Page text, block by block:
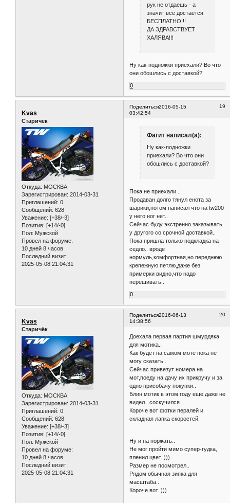
рук не отдаешь - а
значит все достается
БЕСПЛАТНО!!!
ДА ЗДРАВСТВУЕТ
ХАЛЯВА!!!
Ну как-подножки приехали? Во что
они обошлись с доставкой?
0
Поделиться 19
2016-05-15
03:42:54
Kvas
Старичёк
Откуда: МОСКВА
Зарегистрирован: 2014-03-31
Приглашений: 0
Сообщений: 628
Уважение: [+38/-3]
Позитив: [+14/-0]
Пол: Мужской
Провел на форуме:
10 дней 8 часов
Последний визит:
2025-05-08 21:04:31
Фагит написал(а):
Ну как-подножки
приехали? Во что они
обошлись с доставкой?
Пока не приехали...
Продаван долго тянул енота за
шарики,потом написал что на tw200
у него ног нет..
Сейчас буду экстренно заказывать
у другого со срочной доставкой..
Пока пришла только подкладка на
седло.. вроде
нормуль,комфортная,но переднюю
крепежную петлю,даже без
примерки видно,что надо
перешивать..
0
Поделиться 20
2016-06-13
14:38:56
Kvas
Старичёк
Откуда: МОСКВА
Зарегистрирован: 2014-03-31
Приглашений: 0
Сообщений: 628
Уважение: [+38/-3]
Позитив: [+14/-0]
Пол: Мужской
Провел на форуме:
10 дней 8 часов
Последний визит:
2025-05-08 21:04:31
Доехала первая партия шмурдяка
для мотика..
Как будет на самом моте пока не
могу сказать..
Сейчас привезут номера на
мот,поеду на дачу их прикручу и за
одно присобачу покупки..
Блин,мотик в этом году еще даже не
видел.. соскучился.
Короче вот фотки пералей и
складная лапка скоростей:
Ну и на поржать..
Не мог пройти мимо супер-гудка,
пленил цвет..)))
Размер не посмотрел..
Рядом обычная зипка для
масштаба..
Короче вот..)))